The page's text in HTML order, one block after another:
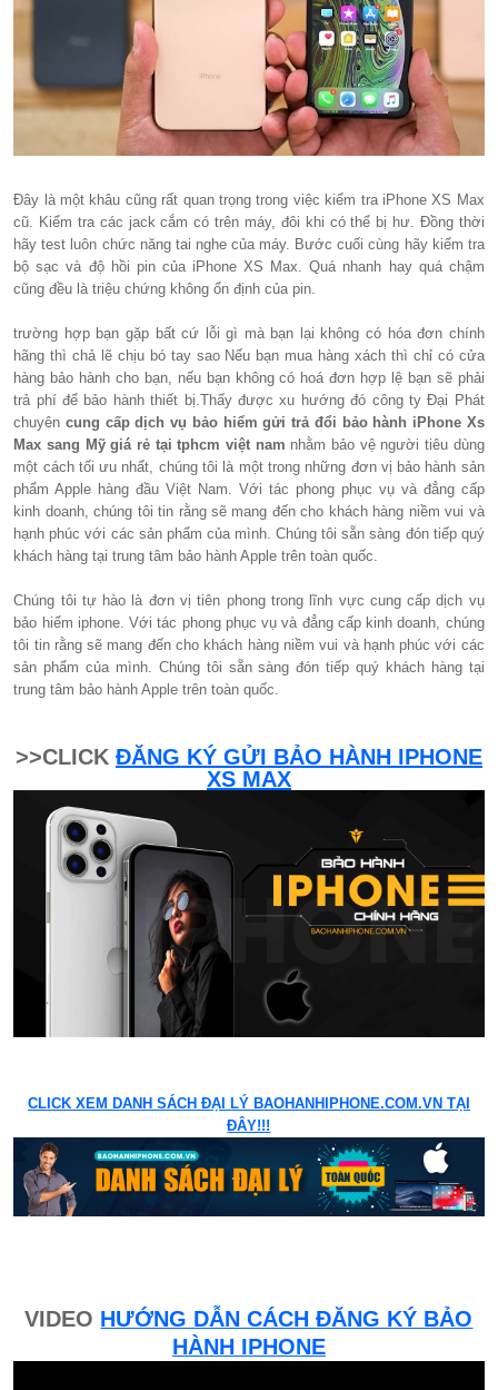
Đây là một khâu cũng rất quan trọng trong việc kiểm tra iPhone XS Max
cũ. Kiểm tra các jack cắm có trên máy, đôi khi có thể bị hư. Đồng thời
hãy test luôn chức năng tai nghe của máy. Bước cuối cùng hãy kiểm tra
bộ sạc và độ hồi pin của iPhone XS Max. Quá nhanh hay quá chậm
cũng đều là triệu chứng không ổn định của pin.
trường hợp bạn gặp bất cứ lỗi gì mà bạn lại không có hóa đơn chính
hãng thì chả lẽ chịu bó tay sao Nếu bạn mua hàng xách thì chỉ có cửa
hàng bảo hành cho bạn, nếu bạn không có hoá đơn hợp lệ bạn sẽ phải
trả phí để bảo hành thiết bị.Thấy được xu hướng đó công ty Đại Phát
chuyên cung cấp dịch vụ bảo hiểm gửi trả đổi bảo hành iPhone Xs
Max sang Mỹ giá rẻ tại tphcm việt nam nhằm bảo vệ người tiêu dùng
một cách tối ưu nhất, chúng tôi là một trong những đơn vị bảo hành sản
phẩm Apple hàng đầu Việt Nam. Với tác phong phục vụ và đẳng cấp
kinh doanh, chúng tôi tin rằng sẽ mang đến cho khách hàng niềm vui và
hạnh phúc với các sản phẩm của mình. Chúng tôi sẵn sàng đón tiếp quý
khách hàng tại trung tâm bảo hành Apple trên toàn quốc.
Chúng tôi tự hào là đơn vị tiên phong trong lĩnh vực cung cấp dịch vụ
bảo hiểm iphone. Với tác phong phục vụ và đẳng cấp kinh doanh, chúng
tôi tin rằng sẽ mang đến cho khách hàng niềm vui và hạnh phúc với các
sản phẩm của mình. Chúng tôi sẵn sàng đón tiếp quý khách hàng tại
trung tâm bảo hành Apple trên toàn quốc.
>>CLICK ĐĂNG KÝ GỬI BẢO HÀNH IPHONE
XS MAX
CLICK XEM DANH SÁCH ĐẠI LÝ BAOHANHIPHONE.COM.VN TẠI
ĐÂY!!!
VIDEO HƯỚNG DẪN CÁCH ĐĂNG KÝ BẢO
HÀNH IPHONE